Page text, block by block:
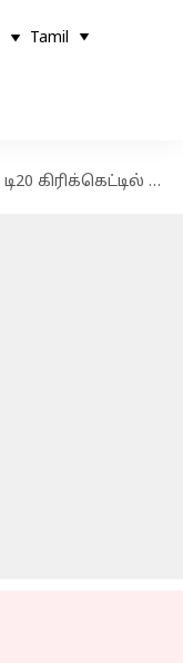
Tamil
டி20 கிரிக்கெட்டில் பாகிஸ்தானுக்கு எதிராக வரலாற்றுச் சாதனை படைத்தது ஆஸ்திரேலியா